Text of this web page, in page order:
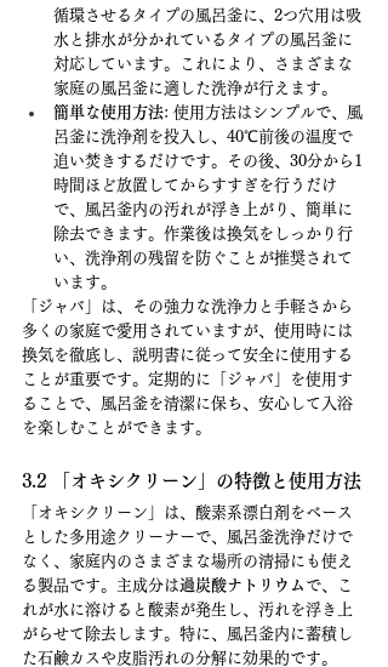
循環させるタイプの風呂釜に、2つ穴用は吸
水と排水が分かれているタイプの風呂釜に
対応しています。これにより、さまざまな
家庭の風呂釜に適した洗浄が行えます。
簡単な使用方法: 使用方法はシンプルで、風
呂釜に洗浄剤を投入し、40℃前後の温度で
追い焚きするだけです。その後、30分から1
時間ほど放置してからすすぎを行うだけ
で、風呂釜内の汚れが浮き上がり、簡単に
除去できます。作業後は換気をしっかり行
い、洗浄剤の残留を防ぐことが推奨されて
います。
「ジャバ」は、その強力な洗浄力と手軽さから
多くの家庭で愛用されていますが、使用時には
換気を徹底し、説明書に従って安全に使用する
ことが重要です。定期的に「ジャバ」を使用す
ることで、風呂釜を清潔に保ち、安心して入浴
を楽しむことができます。
3.2 「オキシクリーン」の特徴と使用方法
「オキシクリーン」は、酸素系漂白剤をベース
とした多用途クリーナーで、風呂釜洗浄だけで
なく、家庭内のさまざまな場所の清掃にも使え
る製品です。主成分は過炭酸ナトリウム で、こ
れが水に溶けると酸素が発生し、汚れを浮き上
がらせて除去します。特に、風呂釜内に蓄積し
た石鹸カスや皮脂汚れの分解に効果的です。